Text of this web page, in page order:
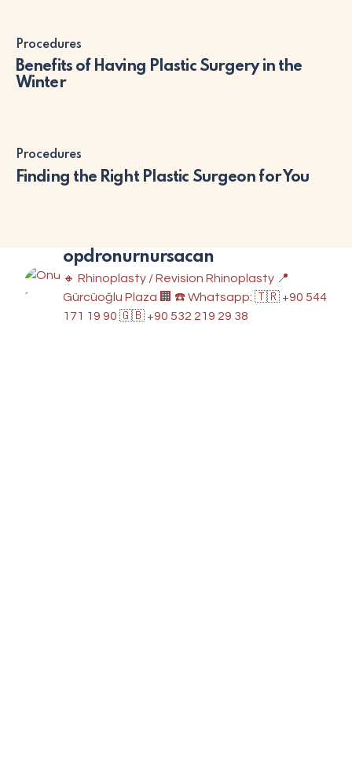
Procedures
Benefits of Having Plastic Surgery in the
Winter
Procedures
Finding the Right Plastic Surgeon for You
opdronurnursacan
🔸 Rhinoplasty / Revision Rhinoplasty 📍
Gürcüoğlu Plaza 🏢 ☎️ Whatsapp: 🇹🇷 +90 544
171 19 90 🇬🇧 +90 532 219 29 38